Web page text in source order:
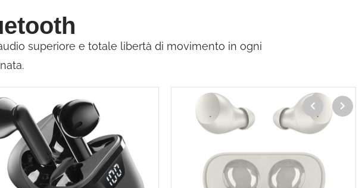
superiore e totale libertà di movimento in ogni